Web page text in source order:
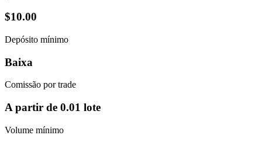
$10.00
Depósito mínimo
Baixa
Comissão por trade
A partir de 0.01 lote
Volume mínimo